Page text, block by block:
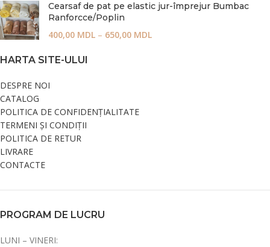
Cearsaf de pat pe elastic jur-împrejur Bumbac
Ranforcce/Poplin
400,00 MDL – 650,00 MDL
HARTA SITE-ULUI
DESPRE NOI
CATALOG
POLITICA DE CONFIDENȚIALITATE
TERMENI ȘI CONDIȚII
POLITICA DE RETUR
LIVRARE
CONTACTE
PROGRAM DE LUCRU
LUNI – VINERI: